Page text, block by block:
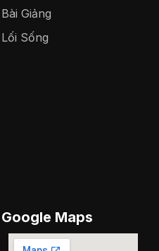
Bài Giảng
Lối Sống
Google Maps